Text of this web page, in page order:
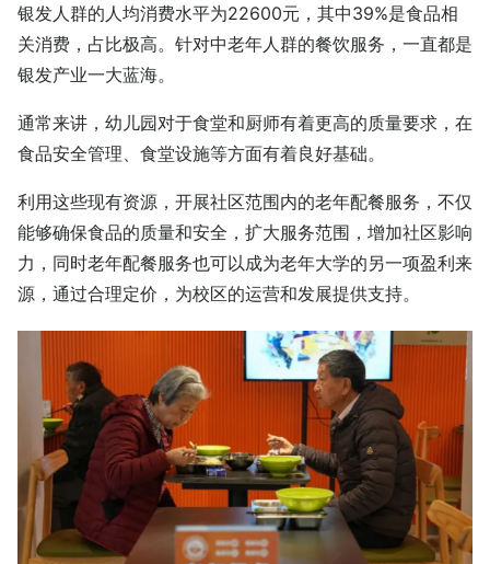
银发人群的人均消费水平为22600元，其中39%是食品相
关消费，占比极高。针对中老年人群的餐饮服务，一直都是
银发产业一大蓝海。
通常来讲，幼儿园对于食堂和厨师有着更高的质量要求，在
食品安全管理、食堂设施等方面有着良好基础。
利用这些现有资源，开展社区范围内的老年配餐服务，不仅
能够确保食品的质量和安全，扩大服务范围，增加社区影响
力，同时老年配餐服务也可以成为老年大学的另一项盈利来
源，通过合理定价，为校区的运营和发展提供支持。